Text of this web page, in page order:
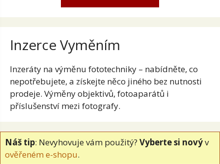
Inzerce Vyměním
Inzeráty na výměnu fototechniky – nabídněte, co
nepotřebujete, a získejte něco jiného bez nutnosti
prodeje. Výměny objektivů, fotoaparátů i
příslušenství mezi fotografy.
Náš tip: Nevyhovuje vám použitý? Vyberte si novýv
ověřeném e-shopu.